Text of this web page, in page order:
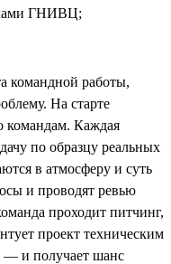
ГНИВЦ;
командной работы,
На старте
командам. Каждая
по образцу реальных
в атмосферу и суть
и проводят ревью
проходит питчинг,
проект техническим
— и получает шанс